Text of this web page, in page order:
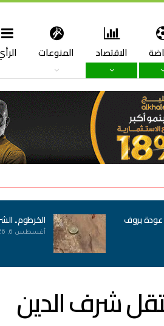
الاقتصاد المنوعات
عودة بروف الخرطوم..
أغسطس 6, 2026
شرف الدين